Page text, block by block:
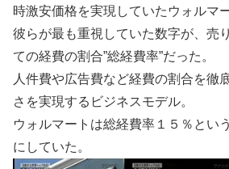
時激安価格を実現していたウォルマー
彼らが最も重視していた数字が、売
ての経費の割合”総経費率”だった。
人件費や広告費など経費の割合を徹
さを実現するビジネスモデル。
ウォルマートは総経費率１５％とい
にしていた。